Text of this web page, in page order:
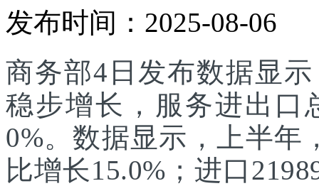
发布时间：2025-08-06
商务部4日发布数据显
稳步增长，服务进出口
0%。数据显示，上半年
比增长15.0%；进口